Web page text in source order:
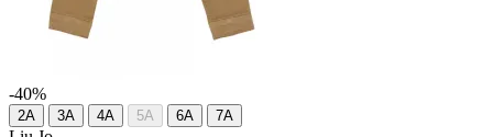
-40%
2A 3A 4A 5A 6A 7A